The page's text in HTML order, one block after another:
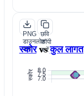
PNG
डाउनलोड
करें
छवि
कॉपी
करें
स्कोर vs कुल लागत